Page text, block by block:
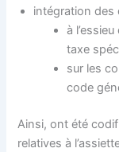
intégration des
à
taxe
sur les
code
Ainsi, ont été
relatives à